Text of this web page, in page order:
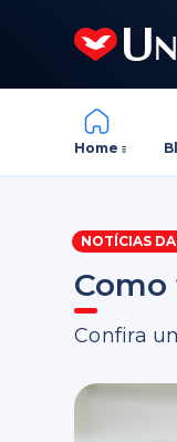
Home
NOTÍCIAS
Confira